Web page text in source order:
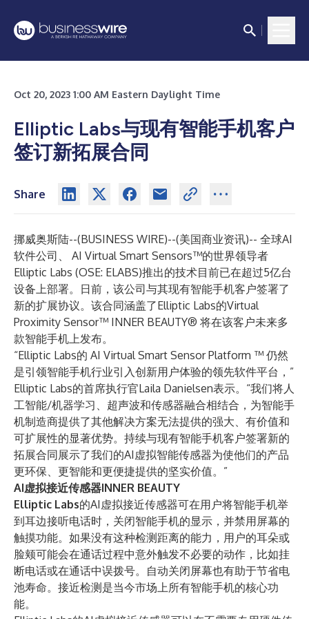
Oct 20, 2023 1:00 AM Eastern Daylight Time
Elliptic Labs与现有智能手机客户
签订新拓展合同
Share
挪威奥斯陆--(BUSINESS WIRE)--(美国商业资讯)-- 全球AI
软件公司、 AI Virtual Smart Sensors™的世界领导者
Elliptic Labs (OSE: ELABS)推出的技术目前已在超过5亿台
设备上部署。日前，该公司与其现有智能手机客户签署了
新的扩展协议。该合同涵盖了Elliptic Labs的Virtual
Proximity Sensor™ INNER BEAUTY® 将在该客户未来多
款智能手机上发布。
“Elliptic Labs的 AI Virtual Smart Sensor Platform ™ 仍然
是引领智能手机行业引入创新用户体验的领先软件平台，”
Elliptic Labs的首席执行官Laila Danielsen表示。“我们将人
工智能/机器学习、超声波和传感器融合相结合，为智能手
机制造商提供了其他解决方案无法提供的强大、有价值和
可扩展性的显著优势。持续与现有智能手机客户签署新的
拓展合同展示了我们的AI虚拟智能传感器为使他们的产品
更环保、更智能和更便捷提供的坚实价值。”
AI虚拟接近传感器INNER BEAUTY
Elliptic Labs的AI虚拟接近传感器可在用户将智能手机举
到耳边接听电话时，关闭智能手机的显示，并禁用屏幕的
触摸功能。如果没有这种检测距离的能力，用户的耳朵或
脸颊可能会在通话过程中意外触发不必要的动作，比如挂
断电话或在通话中误拨号。自动关闭屏幕也有助于节省电
池寿命。接近检测是当今市场上所有智能手机的核心功
能。